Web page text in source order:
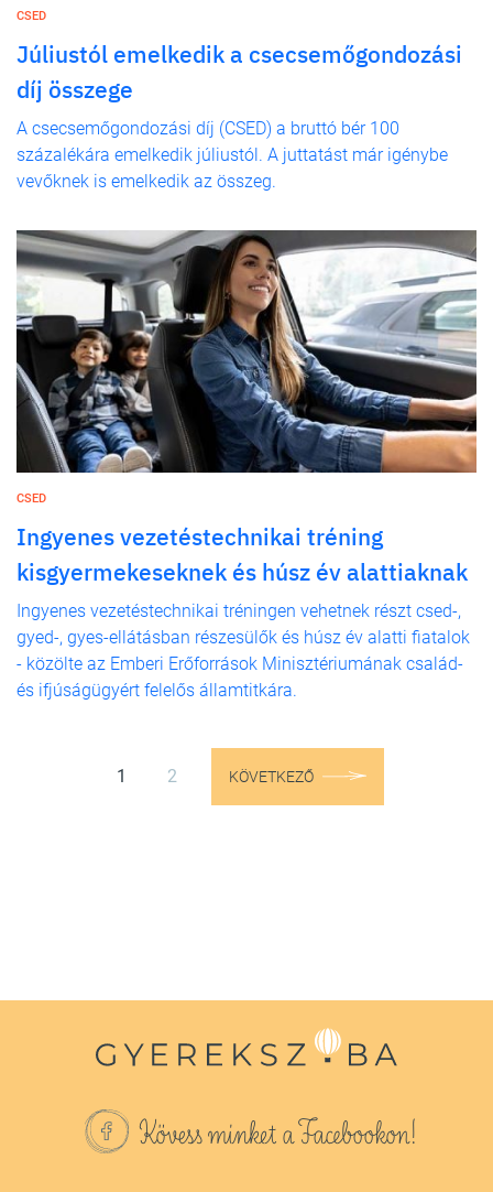
CSED
Júliustól emelkedik a csecsemőgondozási
díj összege
A csecsemőgondozási díj (CSED) a bruttó bér 100
százalékára emelkedik júliustól. A juttatást már igénybe
vevőknek is emelkedik az összeg.
CSED
Ingyenes vezetéstechnikai tréning
kisgyermekeseknek és húsz év alattiaknak
Ingyenes vezetéstechnikai tréningen vehetnek részt csed-,
gyed-, gyes-ellátásban részesülők és húsz év alatti fiatalok
- közölte az Emberi Erőforrások Minisztériumának család-
és ifjúságügyért felelős államtitkára.
1 2 KÖVETKEZŐ
Kövess minket a Facebookon!